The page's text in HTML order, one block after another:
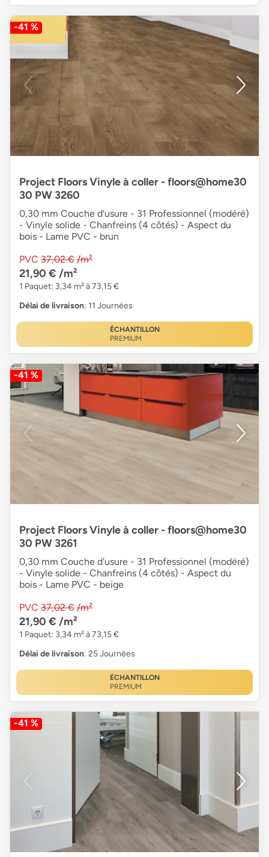
-41 %
Project Floors Vinyle à coller - floors@home30
30 PW 3260
0,30 mm Couche d'usure - 31 Professionnel (modéré)
- Vinyle solide - Chanfreins (4 côtés) - Aspect du
bois - Lame PVC - brun
PVC 37,02 € /m²
21,90 € /m²
1 Paquet: 3,34 m² à 73,15 €
Délai de livraison: 11 Journées
ÉCHANTILLON
PREMIUM
-41 %
Project Floors Vinyle à coller - floors@home30
30 PW 3261
0,30 mm Couche d'usure - 31 Professionnel (modéré)
- Vinyle solide - Chanfreins (4 côtés) - Aspect du
bois - Lame PVC - beige
PVC 37,02 € /m²
21,90 € /m²
1 Paquet: 3,34 m² à 73,15 €
Délai de livraison: 25 Journées
ÉCHANTILLON
PREMIUM
-41 %